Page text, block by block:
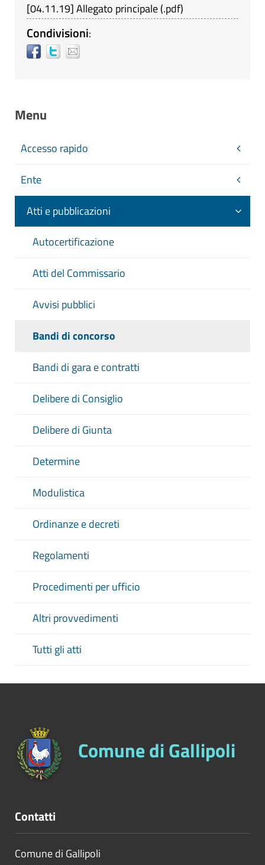
[04.11.19]Allegato principale(.pdf)
Condivisioni:
Menu
Accesso rapido
Ente
Atti e pubblicazioni
Autocertificazione
Atti del Commissario
Avvisi pubblici
Bandi di concorso
Bandi di gara e contratti
Delibere di Consiglio
Delibere di Giunta
Determine
Modulistica
Ordinanze e decreti
Regolamenti
Procedimenti per ufficio
Altri provvedimenti
Tutti gli atti
Comune di Gallipoli
Contatti
Comune di Gallipoli